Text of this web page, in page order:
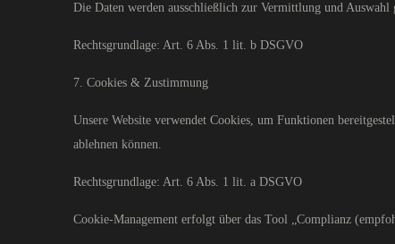
Die Daten werden ausschließlich zur Vermittlung und
Rechtsgrundlage: Art. 6 Abs. 1 lit. b DSGVO
7. Cookies & Zustimmung
Unsere Website verwendet Cookies, um Funktionen
ablehnen können.
Rechtsgrundlage: Art. 6 Abs. 1 lit. a DSGVO
Cookie-Management erfolgt über das Tool „Complianz